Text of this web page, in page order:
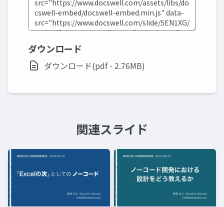
ダウンロード
ダウンロード(pdf - 2.76MB)
関連スライド